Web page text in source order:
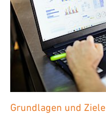
Grundlagen und Ziele